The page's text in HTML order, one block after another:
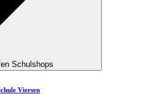
Schulshops
Viersen